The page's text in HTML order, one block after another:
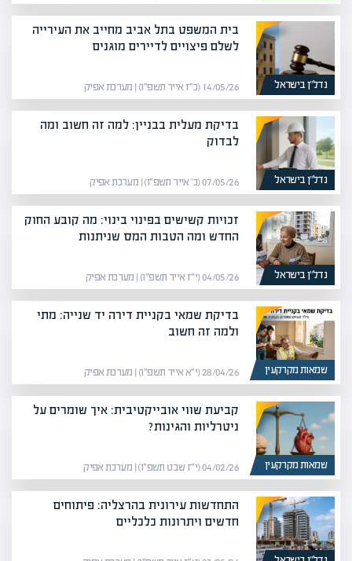
נדל”ן בישראל
בית המשפט בתל אביב מחייב את העירייה
לשלם פיצויים לדיירים מוגנים
14/05/26 (כ״ז אייר תשפ״ו) | מערכת אפיק
נדל”ן בישראל
בדיקת מעלית בבניין: למה זה חשוב ומה
לבדוק
07/05/26 (כ׳ אייר תשפ״ו) | מערכת אפיק
נדל”ן בישראל
זכויות קשישים בפינוי בינוי: מה קובע החוק
החדש ומה הטבות המס שניתנות
04/05/26 (י״ז אייר תשפ״ו) | מערכת אפיק
שמאות מקרקעין
בדיקת שמאי בקניית דירה יד שנייה: מתי
ולמה זה חשוב
28/04/26 (י״א אייר תשפ״ו) | מערכת אפיק
שמאות מקרקעין
קביעת שווי אובייקטיבית: איך שומרים על
ניטרליות והגינות?
04/02/26 (י״ז שבט תשפ״ו) | מערכת אפיק
התחדשות עירונית בהרצליה: פיתוחים
חדשים ויתרונות כלכליים